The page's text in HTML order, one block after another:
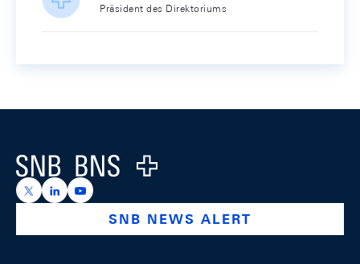
Präsident des Direktoriums
Logo
https://x.com/snb_bns
https://ch.linkedin.com/company/swiss-national-
https://www.youtube.com/@swissnationalbank
SNB NEWS ALERT